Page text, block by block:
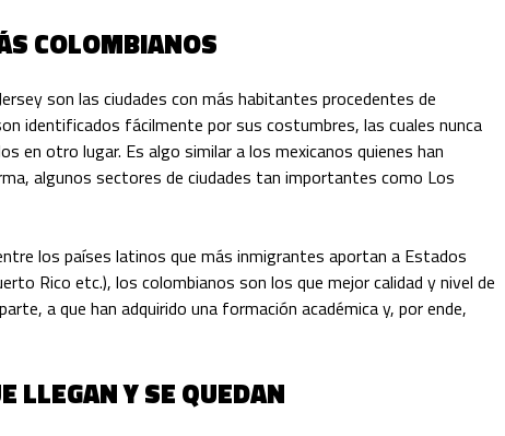
COLOMBIANOS
son las ciudades con más habitantes procedentes de
identificados fácilmente por sus costumbres, las cuales nunca
en otro lugar. Es algo similar a los mexicanos quienes han
algunos sectores de ciudades tan importantes como Los
los países latinos que más inmigrantes aportan a Estados
Rico etc.), los colombianos son los que mejor calidad y nivel de
a que han adquirido una formación académica y, por ende,
LLEGAN Y SE QUEDAN